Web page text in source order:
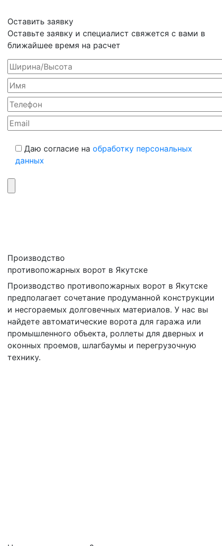
Оставить заявку
Оставьте заявку и специалист свяжется с вами в
ближайшее время на расчет
Даю согласие на обработку персональных
данных
Производство
противопожарных ворот в Якутске
Производство противопожарных ворот в Якутске
предполагает сочетание продуманной конструкции
и несгораемых долговечных материалов. У нас вы
найдете автоматические ворота для гаража или
промышленного объекта, роллеты для дверных и
оконных проемов, шлагбаумы и перегрузочную
технику.